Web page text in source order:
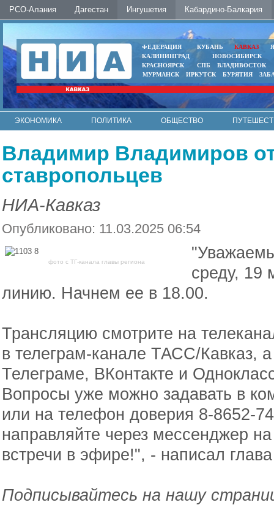
РСО-Алания Дагестан Ингушетия Кабардино-Балкария
ФЕДЕРАЦИЯ КУБАНЬ КАВКАЗ
КАЛИНИНГРАД
НОВОСИБИРСК
КРАСНОЯРСК
СПБ
ВЛАДИВОСТОК
МУРМАНСК
ИРКУТСК БУРЯТИЯ
ЭКОНОМИКА ПОЛИТИКА ОБЩЕСТВО
Владимир Владимиров
ставропольцев
НИА-Кавказ
Опубликовано: 11.03.2025 06:54
фото с ТГ-канала главы региона
среду, 19
линию. Начнем ее в 18.00.
Трансляцию смотрите на
в телеграм-канале ТАСС/Кавказ,
Телеграме, ВКонтакте и
Вопросы уже можно задавать в
или на телефон доверия 8-8652-
направляйте через мессенджер
встречи в эфире!", - написал
Подписывайтесь на нашу